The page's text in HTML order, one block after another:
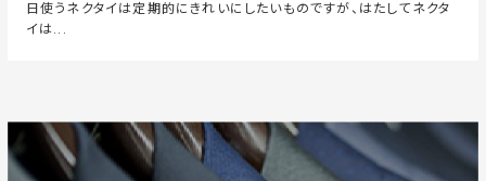
日使うネクタイは定期的にきれいにしたいものですが、はたしてネクタ
イは...